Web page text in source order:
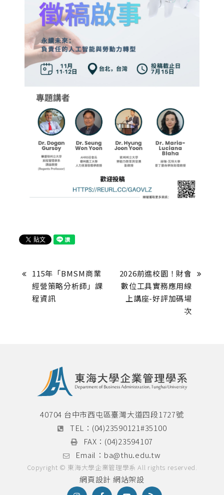
招生公告
115年「BMSM商業
經營策略分析師」課
程資訊
2026前進校園！財會
數位工具實務應用線
上講座-好評加碼場
次
40704 台中市西屯區臺灣大道四段1727號
TEL： (04)23590121#35100
FAX： (04)23594107
Email： ba@thu.edu.tw
Copyright © 東海大學企業管理學系 All rights reserved.
網頁設計 網站架設